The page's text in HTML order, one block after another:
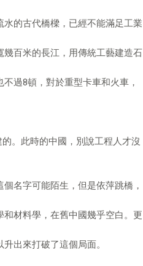
的古代橋樑，已經不能滿足工業
百米的長江，用傳統工藝建造石
過8頓，對於重型卡車和火車，
。此時的中國，別說工程人才沒
名字可能陌生，但是依萍跳橋，
材料學，在舊中國幾乎空白。更
出來打破了這個局面。